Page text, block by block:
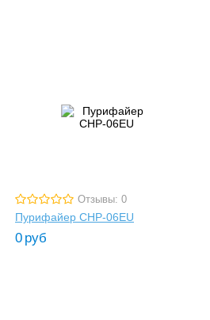
Отзывы: 0
Пурифайер CHP-06EU
0 руб